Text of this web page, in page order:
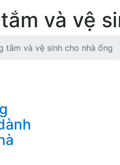
và vệ
tắm và vệ sinh cho nhà ống